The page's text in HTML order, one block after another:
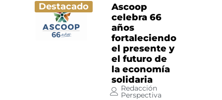
Destacado
Ascoop
celebra 66
años
fortaleciendo
el presente y
el futuro de
la economía
solidaria
Redacción
Perspectiva